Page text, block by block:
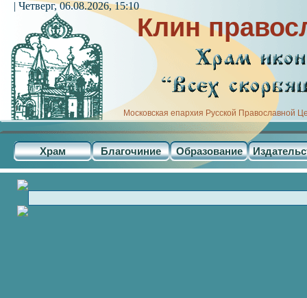
Клин
Московская епархия Русской Православной
Храм Благочиние Образование
| Четверг, 06.08.2026, 15:10